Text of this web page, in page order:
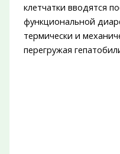
клетчатки вводятся
функциональной
термически и
перегружая